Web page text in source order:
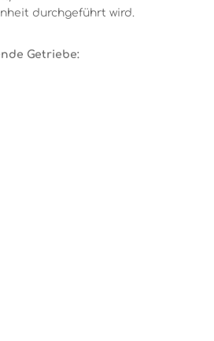
durchgeführt wird.
Getriebe: